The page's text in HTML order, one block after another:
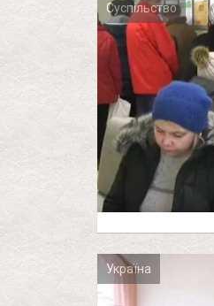
Суспільство
Україна